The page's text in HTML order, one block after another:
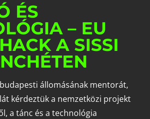
ÉS
– EU
A SISSI
állomásának mentorát,
kérdeztük a nemzetközi projekt
a tánc és a technológia